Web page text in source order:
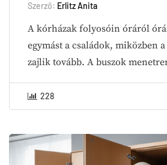
Szerző: Erlitz Anita
A kórházak folyosóin óráról
egymást a családok, miközben
zajlik tovább. A buszok
228